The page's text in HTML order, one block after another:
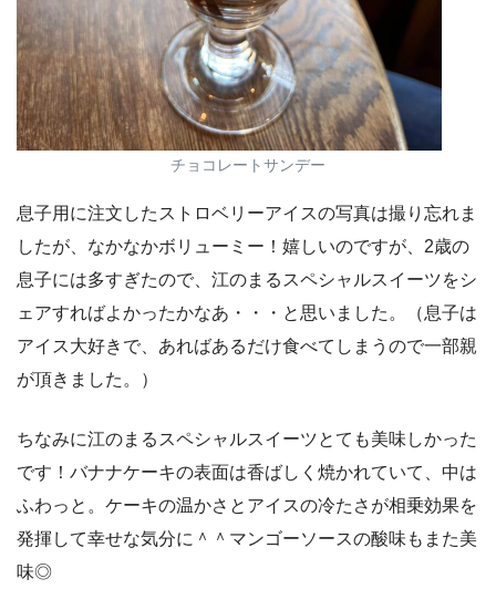
チョコレートサンデー
息子用に注文したストロベリーアイスの写真は撮り忘れま
したが、なかなかボリューミー！嬉しいのですが、2歳の
息子には多すぎたので、江のまるスペシャルスイーツをシ
ェアすればよかったかなあ・・・と思いました。（息子は
アイス大好きで、あればあるだけ食べてしまうので一部親
が頂きました。）
ちなみに江のまるスペシャルスイーツとても美味しかった
です！バナナケーキの表面は香ばしく焼かれていて、中は
ふわっと。ケーキの温かさとアイスの冷たさが相乗効果を
発揮して幸せな気分に＾＾マンゴーソースの酸味もまた美
味◎